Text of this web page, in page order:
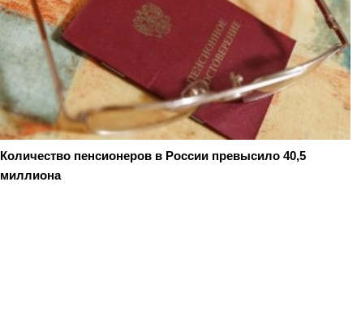
Количество пенсионеров в России превысило 40,5
миллиона